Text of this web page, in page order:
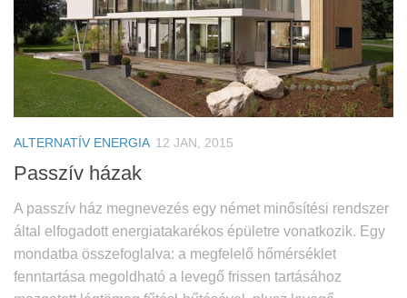
ALTERNATÍV ENERGIA 12 JAN, 2015
Passzív házak
A passzív ház megnevezés egy német minősítési rendszer
által elfogadott energiatakarékos épületre vonatkozik. Egy
mondatba összefoglalva: a megfelelő hőmérséklet
fenntartása megoldható a levegő frissen tartásához